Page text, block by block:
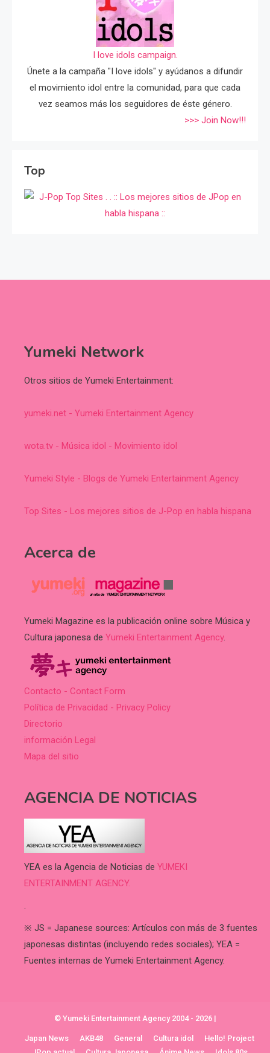
I love idols campaign.
Únete a la campaña "I love idols" y ayúdanos a difundir
el movimiento idol entre la comunidad, para que cada
vez seamos más los seguidores de éste género.
>>> Join Now!!!
Top
Yumeki Network
Otros sitios de Yumeki Entertainment:
yumeki.net - Yumeki Entertainment Agency
wota.tv - Música idol - Movimiento idol
Yumeki Style - Blogs de Yumeki Entertainment Agency
Top Sites - Los mejores sitios de J-Pop en habla hispana
Acerca de
Yumeki Magazine es la publicación online sobre Música y
Cultura japonesa de Yumeki Entertainment Agency.
Contacto - Contact Form
Política de Privacidad - Privacy Policy
Directorio
información Legal
Mapa del sitio
AGENCIA DE NOTICIAS
YEA es la Agencia de Noticias de YUMEKI
ENTERTAINMENT AGENCY.
.
※ JS = Japanese sources: Artículos con más de 3 fuentes
japonesas distintas (incluyendo redes sociales); YEA =
Fuentes internas de Yumeki Entertainment Agency.
© Yumeki Entertainment Agency 2004 - 2026 |
Japan News AKB48 General Cultura idol
Hello! Project